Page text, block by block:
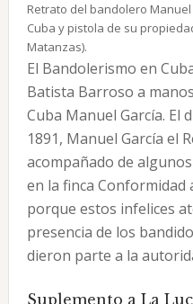
Retrato del bandolero
Cuba y pistola de su
Matanzas).
El Bandolerismo en
Batista Barroso a
Cuba Manuel García. El
1891, Manuel García el
acompañado de
en la finca Conformidad
porque estos infelices
presencia de los
dieron parte a la
Suplemento a La